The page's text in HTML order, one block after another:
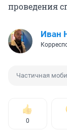
проведения
Иван
Частичная
0